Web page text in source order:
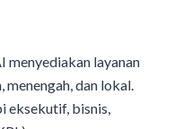
menyediakan layanan
menengah, dan lokal.
eksekutif, bisnis,